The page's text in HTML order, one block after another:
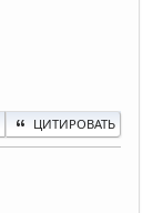
ЦИТИРОВАТЬ